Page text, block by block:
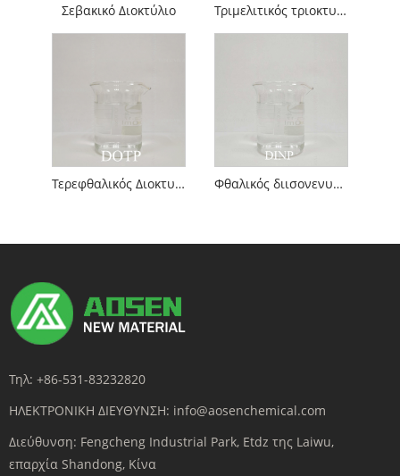
Σεβακικό Διοκτύλιο Τριμελιτικός τριοκτυλεστέρας
Τερεφθαλικός Διοκτυλεστέρας Φθαλικός διισονενυλεστέρας
Τηλ: +86-531-83232820
ΗΛΕΚΤΡΟΝΙΚΗ ΔΙΕΥΘΥΝΣΗ: info@aosenchemical.com
Διεύθυνση: Fengcheng Industrial Park, Etdz της Laiwu,
επαρχία Shandong, Κίνα